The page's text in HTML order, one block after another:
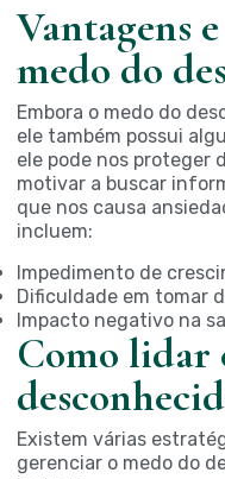
Vantagens
medo do
Embora o medo do
ele também possui
ele pode nos proteger
motivar a buscar
que nos causa
incluem:
Impedimento de
Dificuldade em tomar
Impacto negativo na
Como lidar
Existem várias
gerenciar o medo do